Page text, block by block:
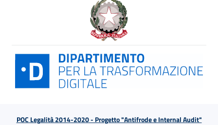
POC Legalità 2014-2020 - Progetto "Antifrode e Internal Audit"